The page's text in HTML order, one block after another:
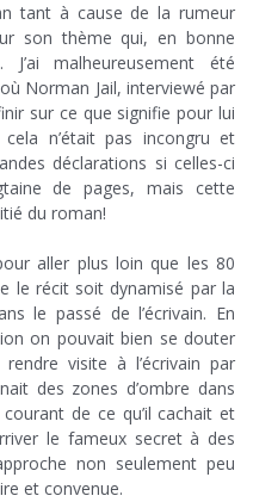
tant à cause de la rumeur
son thème qui, en bonne
J’ai malheureusement été
Norman Jail, interviewé par
sur ce que signifie pour lui
n’était pas incongru et
déclarations si celles-ci
de pages, mais cette
du roman!
aller plus loin que les 80
le récit soit dynamisé par la
le passé de l’écrivain. En
on pouvait bien se douter
visite à l’écrivain par
des zones d’ombre dans
de ce qu’il cachait et
le fameux secret à des
non seulement peu
et convenue.